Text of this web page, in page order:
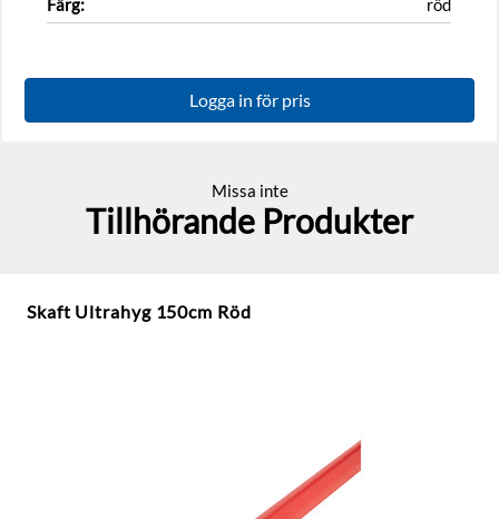
Färg:
röd
Logga in för pris
Missa inte
Tillhörande Produkter
Skaft Ultrahyg 150cm Röd